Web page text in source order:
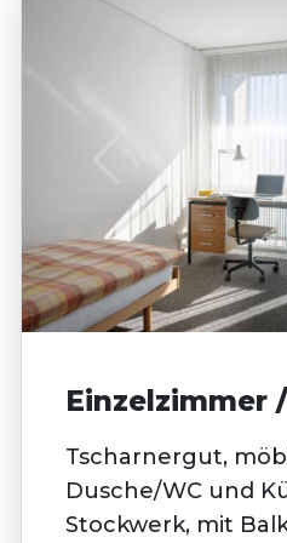
Einzelzimmer
Tscharnergut,
Dusche/WC und
Stockwerk, mit